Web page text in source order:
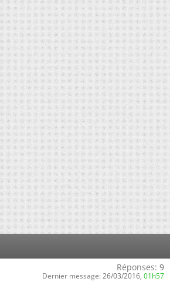
Réponses: 9
Dernier message: 26/03/2016, 01h57